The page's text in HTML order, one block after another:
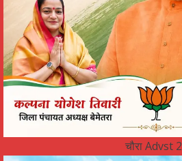
चौरा Advst 2